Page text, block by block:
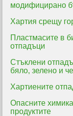
модифицирано
Хартия срещу
Пластмасите в
отпадъци
Стъклени
бяло, зелено и
Хартиените
Опасните
продуктите